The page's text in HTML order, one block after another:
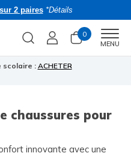
2 paires *Détails
0
MENU
scolaire : ACHETER
chaussures pour
innovante avec une